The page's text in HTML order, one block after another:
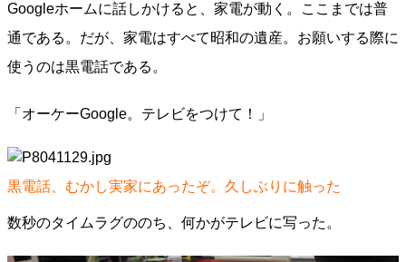
Googleホームに話しかけると、家電が動く。ここまでは普
通である。だが、家電はすべて昭和の遺産。お願いする際に
使うのは黒電話である。
「オーケーGoogle。テレビをつけて！」
黒電話、むかし実家にあったぞ。久しぶりに触った
数秒のタイムラグののち、何かがテレビに写った。